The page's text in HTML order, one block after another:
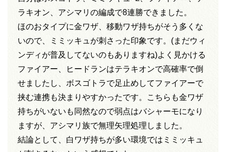
ラキオン、アシマリの編成で8連勝できました。
ほのおタイプに金ワザ、移動ワザ持ちがそう多くな
いので、ミミッキュが刺さった印象です。(まだウィ
ンディが普及してないのもありますね)よく見かける
ファイアー、ヒードランはテラキオンで高確率で倒
せましたし、ボスゴトラで足止めしてファイアーで
挟む連携も決まりやすかったです。こちらも金ワザ
持ちがいないも同然なので弱点はバシャーモになり
ますが、アシマリ族で無理矢理処理しました。
結論として、白ワザ持ちが多い環境ではミミッキュ